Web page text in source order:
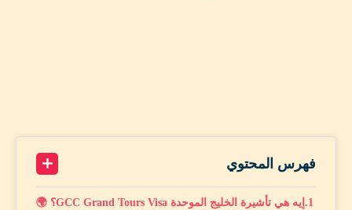
فهرس المحتوي
إيه هي تأشيرة الخليج الموحدة GCC Grand Tours Visa؟ 🌍